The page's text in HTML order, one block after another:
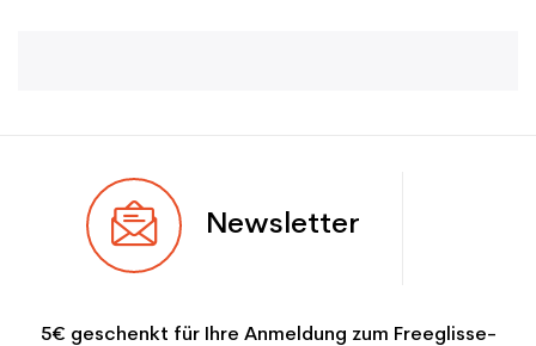
Newsletter
5€ geschenkt für Ihre Anmeldung zum Freeglisse-